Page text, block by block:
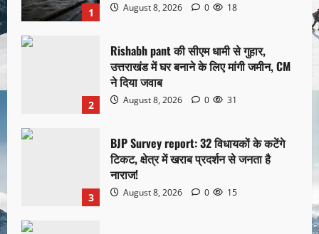
1 August 8, 2026 0 18
2
Rishabh pant की सीएम धामी से गुहार,
उत्तराखंड में घर बनाने के लिए मांगी जमीन, CM
ने दिया जवाब
August 8, 2026 0 31
3
BJP Survey report: 32 विधायकों के कटेंगे
टिकट, क्षेत्र में खराब प्रदर्शन से जनता है
नाराज!
August 8, 2026 0 15